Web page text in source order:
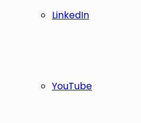
LinkedIn
YouTube